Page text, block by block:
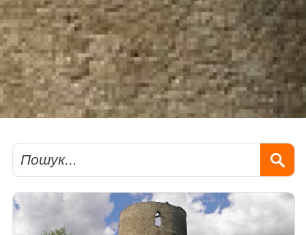
Пошук